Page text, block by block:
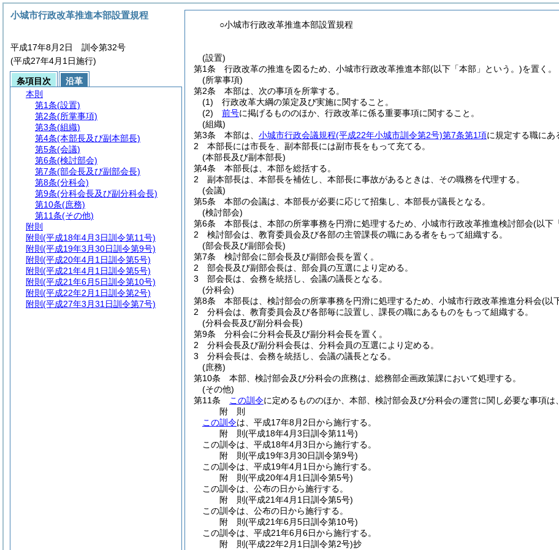
○小城市行政改革推進本部設置規程
(設置)
第1条
行政改革の推進を図るため、小城市行政改革推進本部(以下「本部」という。)を置く。
(所掌事項)
第2条
本部は、次の事項を所掌する。
(1)
行政改革大綱の策定及び実施に関すること。
(2)
前号に掲げるもののほか、行政改革に係る重要事項に関すること。
(組織)
第3条
本部は、 小城市行政会議規程(平成22年小城市訓令第2号)第7条第1項に規定する職にあ
2
本部長には市長を、副本部長には副市長をもって充てる。
(本部長及び副本部長)
第4条
本部長は、本部を総括する。
2
副本部長は、本部長を補佐し、本部長に事故があるときは、その職務を代理する。
(会議)
第5条
本部の会議は、本部長が必要に応じて招集し、本部長が議長となる。
(検討部会)
第6条
本部長は、本部の所掌事務を円滑に処理するため、小城市行政改革推進検討部会(以下
2
検討部会は、教育委員会及び各部の主管課長の職にある者をもって組織する。
(部会長及び副部会長)
第7条
検討部会に部会長及び副部会長を置く。
2
部会長及び副部会長は、部会員の互選により定める。
3
部会長は、会務を統括し、会議の議長となる。
(分科会)
第8条
本部長は、検討部会の所掌事務を円滑に処理するため、小城市行政改革推進分科会(以
2
分科会は、教育委員会及び各部毎に設置し、課長の職にあるものをもって組織する。
(分科会長及び副分科会長)
第9条
分科会に分科会長及び副分科会長を置く。
2
分科会長及び副分科会長は、分科会員の互選により定める。
3
分科会長は、会務を統括し、会議の議長となる。
(庶務)
第10条
本部、検討部会及び分科会の庶務は、総務部企画政策課において処理する。
(その他)
第11条
この訓令に定めるもののほか、本部、検討部会及び分科会の運営に関し必要な事項は
附 則
この訓令は、平成17年8月2日から施行する。
附 則(平成18年4月3日訓令第11号)
この訓令は、平成18年4月3日から施行する。
附 則(平成19年3月30日訓令第9号)
この訓令は、平成19年4月1日から施行する。
附 則(平成20年4月1日訓令第5号)
この訓令は、公布の日から施行する。
附 則(平成21年4月1日訓令第5号)
この訓令は、公布の日から施行する。
附 則(平成21年6月5日訓令第10号)
この訓令は、平成21年6月6日から施行する。
附 則(平成22年2月1日訓令第2号)抄
小城市行政改革推進本部設置規程
平成17年8月2日 訓令第32号
(平成27年4月1日施行)
条項目次
沿革
本則
第1条(設置)
第2条(所掌事項)
第3条(組織)
第4条(本部長及び副本部長)
第5条(会議)
第6条(検討部会)
第7条(部会長及び副部会長)
第8条(分科会)
第9条(分科会長及び副分科会長)
第10条(庶務)
第11条(その他)
附則
附則 (平成18年4月3日訓令第11号)
附則 (平成19年3月30日訓令第9号)
附則 (平成20年4月1日訓令第5号)
附則 (平成21年4月1日訓令第5号)
附則 (平成21年6月5日訓令第10号)
附則 (平成22年2月1日訓令第2号)
附則 (平成27年3月31日訓令第7号)